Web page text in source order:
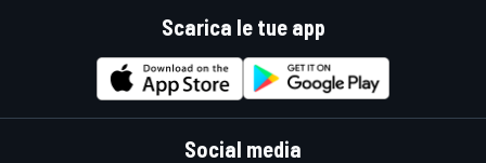
Scarica le tue app
Social media